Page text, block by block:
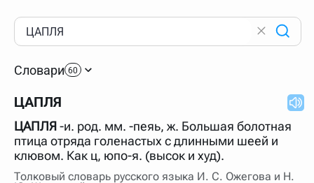
Как пользоваться онлайн-словарём?
которого интересует. Система автоматически подберёт
варианты по начальным буквам и покажет их во
вариантов, откроется страница со словарными
Если точное написание слова неизвестно (как в
кроссворде), неизвестную букву можно заменить
подстановочным знаком звёздочкой (*), а несколько
неизвестных букв — процентом (%). В этом случае меню
с вариантами работать не будет, а после ввода запроса
Словари 60
ЦАПЛЯ
ЦАПЛЯ-и. род. мм. -пеяь, ж. Большая болотная
птица отряда голенастых с длинными шеей и
клювом. Как ц, юпо-я. (высок и худ).
Толковый словарь русского языка И. С. Ожегова и Н.